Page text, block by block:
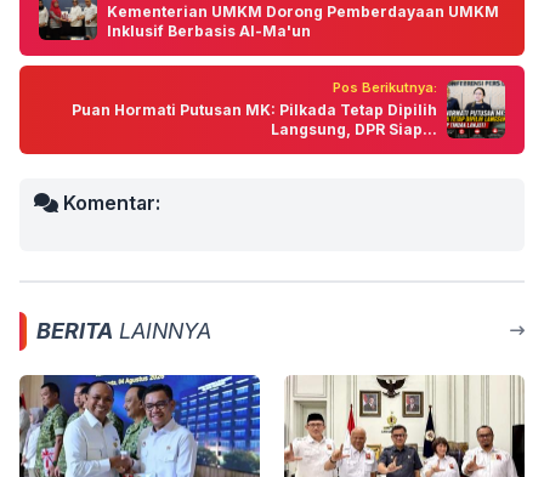
Kementerian UMKM Dorong Pemberdayaan UMKM
Inklusif Berbasis Al-Ma'un
Pos Berikutnya:
Puan Hormati Putusan MK: Pilkada Tetap Dipilih
Langsung, DPR Siap...
Komentar:
BERITA LAINNYA